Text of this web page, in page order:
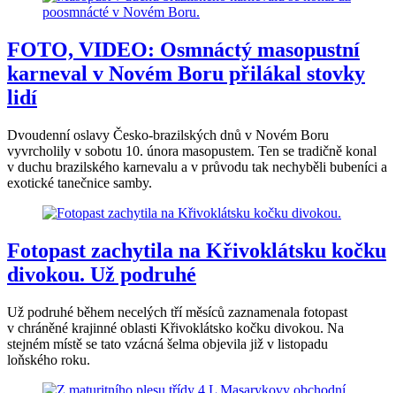
FOTO, VIDEO: Osmnáctý masopustní
karneval v Novém Boru přilákal stovky
lidí
Dvoudenní oslavy Česko-brazilských dnů v Novém Boru
vyvrcholily v sobotu 10. února masopustem. Ten se tradičně konal
v duchu brazilského karnevalu a v průvodu tak nechyběli bubeníci a
exotické tanečnice samby.
Fotopast zachytila na Křivoklátsku kočku
divokou. Už podruhé
Už podruhé během necelých tří měsíců zaznamenala fotopast
v chráněné krajinné oblasti Křivoklátsko kočku divokou. Na
stejném místě se tato vzácná šelma objevila již v listopadu
loňského roku.